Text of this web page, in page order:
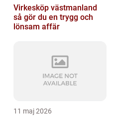
Virkesköp västmanland
så gör du en trygg och
lönsam affär
11 maj 2026